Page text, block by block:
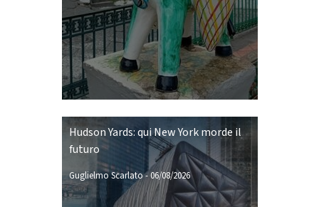
Hudson Yards: qui New York morde il
futuro
Guglielmo Scarlato-06/08/2026